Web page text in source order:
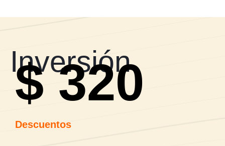
Inversión
$ 320
Descuentos